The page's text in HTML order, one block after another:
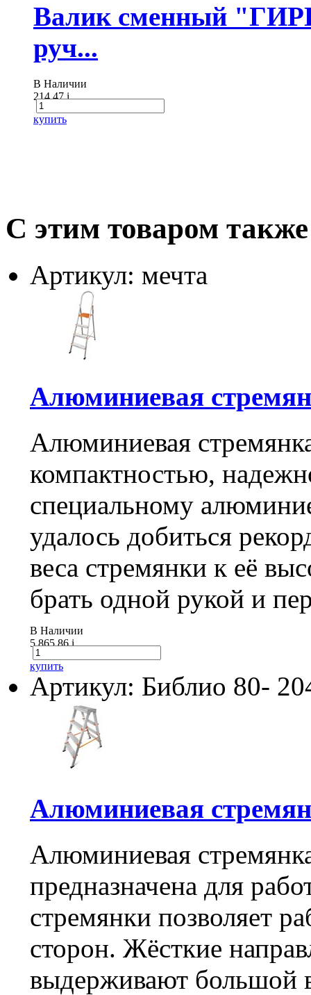
Валик сменный
руч...
В Наличии
214.47i
купить
С этим товаром
Артикул: мечта
Алюминиевая
Алюминиевая
компактностью,
специальному
удалось добиться
веса стремянки к её
брать одной рукой и
В Наличии
5 865.86i
купить
Артикул: Библио 80-
Алюминиевая
Алюминиевая
предназначена для
стремянки позволяет
сторон. Жёсткие
выдерживают большой